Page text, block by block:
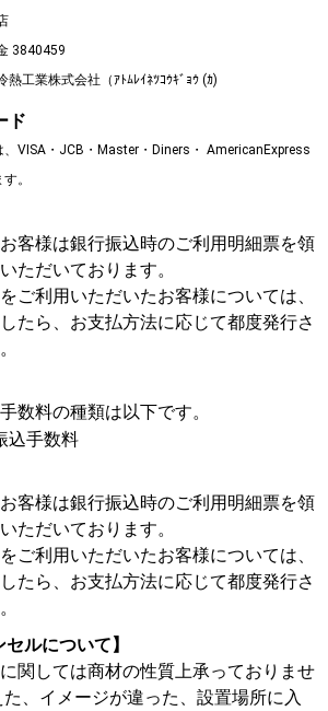
3840459
熱工業株式会社（ｱﾄﾑﾚｲﾈﾂｺｳｷﾞｮｳ (ｶ)
ド
、VISA・JCB・Master・Diners・ AmericanExpress
。
客様は銀行振込時のご利用明細票を領
ただいております。
ご利用いただいたお客様については、
たら、お支払方法に応じて都度発行さ
数料の種類は以下です。
込手数料
客様は銀行振込時のご利用明細票を領
ただいております。
ご利用いただいたお客様については、
たら、お支払方法に応じて都度発行さ
ルについて】
関しては商材の性質上承っておりませ
、イメージが違った、設置場所に入